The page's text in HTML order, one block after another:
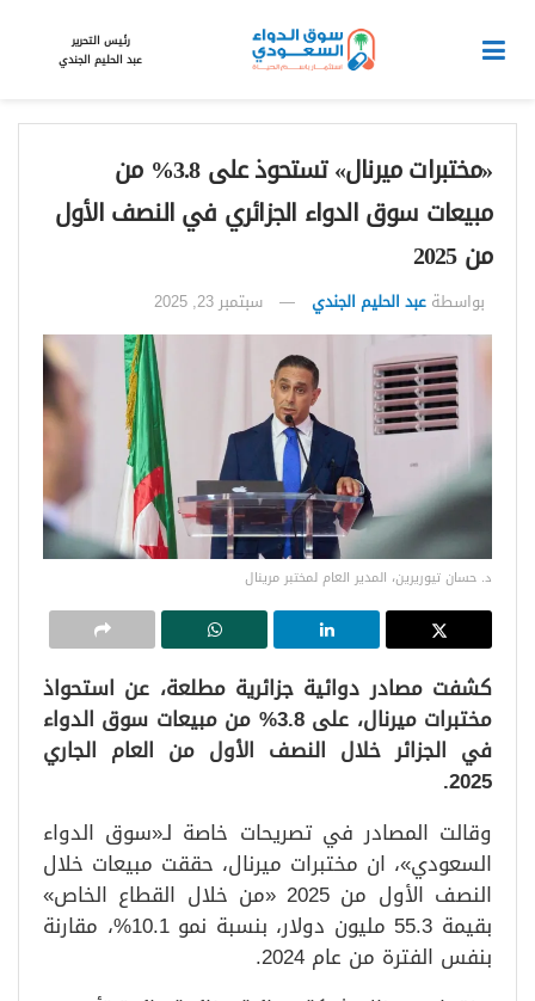
رئيس التحرير
عبد الحليم الجندي
«مختبرات ميرنال» تستحوذ على 3.8% من
مبيعات سوق الدواء الجزائري في النصف الأول
من 2025
بواسطة عبد الحليم الجندي سبتمبر 23, 2025
د. حسان تيوريرين، المدير العام لمختبر مرينال
كشفت مصادر دوائية جزائرية مطلعة، عن استحواذ
مختبرات ميرنال، على 3.8% من مبيعات سوق الدواء
في الجزائر خلال النصف الأول من العام الجاري
2025.
وقالت المصادر في تصريحات خاصة لـ«سوق الدواء
السعودي»، ان مختبرات ميرنال، حققت مبيعات خلال
النصف الأول من 2025 «من خلال القطاع الخاص»
بقيمة 55.3 مليون دولار، بنسبة نمو 10.1%، مقارنة
بنفس الفترة من عام 2024.